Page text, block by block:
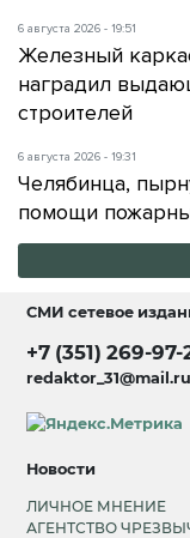
6 августа 2026 - 19:51
Железный
наградил
строителей
6 августа 2026 - 19:31
Челябинца,
помощи
СМИ сетевое
+7 (351) 269-97-
redaktor_31@mail.ru
Новости
ЛИЧНОЕ МНЕНИЕ
АГЕНТСТВО